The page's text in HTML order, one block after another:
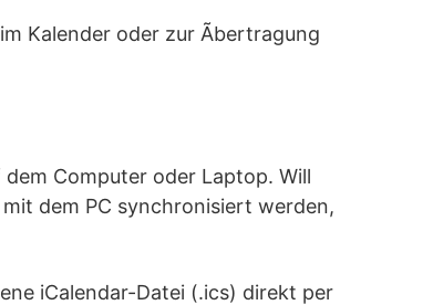
Kalender oder zur Ãbertragung
Computer oder Laptop. Will
dem PC synchronisiert werden,
iCalendar-Datei (.ics) direkt per